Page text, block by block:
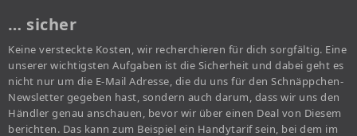
… sicher
Keine versteckte Kosten, wir recherchieren für dich sorgfältig. Eine
unserer wichtigsten Aufgaben ist die Sicherheit und dabei geht es
nicht nur um die E-Mail Adresse, die du uns für den Schnäppchen-
Newsletter gegeben hast, sondern auch darum, dass wir uns den
Händler genau anschauen, bevor wir über einen Deal von Diesem
berichten. Das kann zum Beispiel ein Handytarif sein, bei dem im